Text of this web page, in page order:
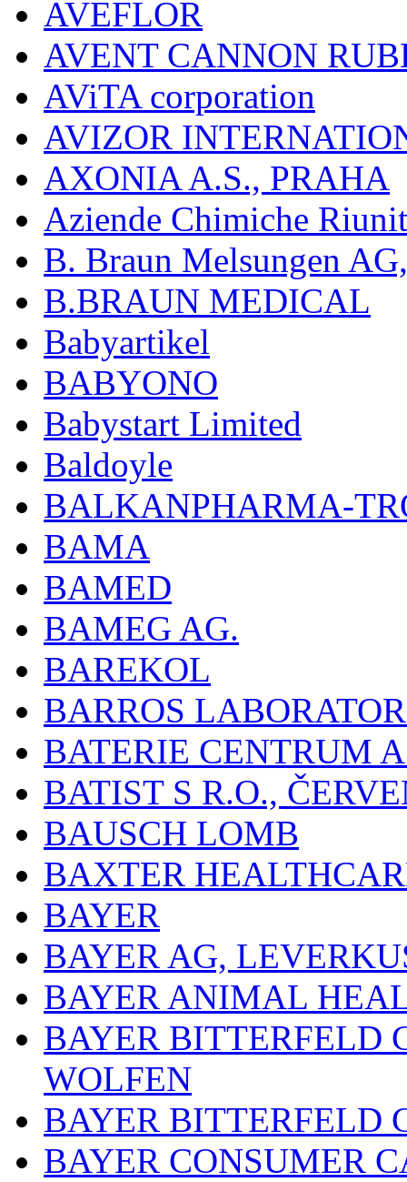
AVEFLOR
AVENT CANNON
AViTA corporation
AVIZOR
AXONIA A.S., PRAHA
Aziende Chimiche
B. Braun Melsungen
B.BRAUN MEDICAL
Babyartikel
BABYONO
Babystart Limited
Baldoyle
BALKANPHARMA-
BAMA
BAMED
BAMEG AG.
BAREKOL
BARROS
BATERIE CENTRUM
BATIST S R.O.,
BAUSCH LOMB
BAXTER
BAYER
BAYER AG,
BAYER ANIMAL
BAYER BITTERFELD
WOLFEN
BAYER BITTERFELD
BAYER CONSUMER